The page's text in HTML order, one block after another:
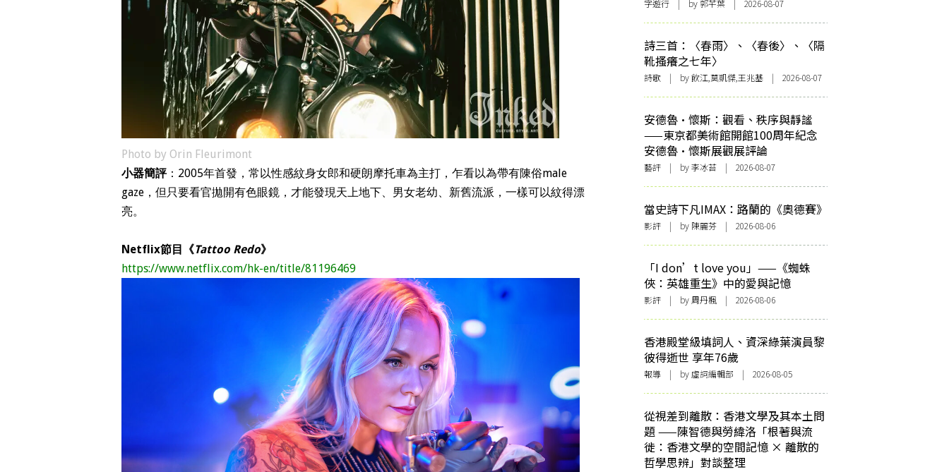
Photo by Orin Fleurimont
小器簡評：2005年首發，常以性感紋身女郎和硬朗摩托車為主打，乍看以為帶有陳俗male
gaze，但只要看官拋開有色眼鏡，才能發現天上地下、男女老幼、新舊流派，一樣可以紋得漂
亮。
Netflix節目《Tattoo Redo》
https://www.netflix.com/hk-en/title/81196469
字遊行 | by 郭芊葉 | 2026-08-07
詩三首：〈春雨〉、〈春後〉、〈隔
靴搔癢之七年〉
詩歌 | by 飲江,莫凱傑,王兆基 | 2026-08-07
安德魯·懷斯：觀看、秩序與靜謐
——東京都美術館開館100周年紀念
安德魯·懷斯展觀展評論
藝評 | by 李冰苔 | 2026-08-07
當史詩下凡IMAX：路蘭的《奧德賽》
影評 | by 陳麗芬 | 2026-08-06
「I don’t love you」——《蜘蛛
俠：英雄重生》中的愛與記憶
影評 | by 周丹楓 | 2026-08-06
香港殿堂級填詞人、資深綠葉演員黎
彼得逝世 享年76歲
報導 | by 虛詞編輯部 | 2026-08-05
從視差到離散：香港文學及其本土問
題 ——陳智德與勞緯洛「根著與流
徙：香港文學的空間記憶 × 離散的
哲學思辨」對談整理